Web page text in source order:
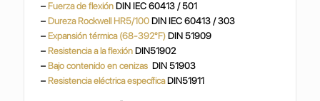
– Fuerza de flexión DIN IEC 60413 / 501
– Dureza Rockwell HR5/100 DIN IEC 60413 / 303
– Expansión térmica (68-392°F) DIN 51909
– Resistencia a la flexión DIN51902
– Bajo contenido en cenizas DIN 51903
– Resistencia eléctrica específica DIN51911